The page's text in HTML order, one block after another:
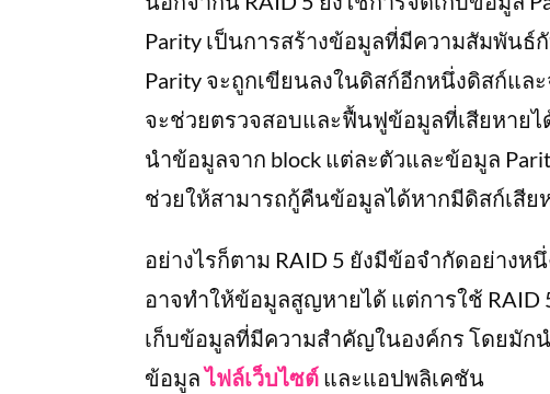
Parity เป็นการสร้างข้อมูลที่มีความสัมพันธ์
Parity จะถูกเขียนลงในดิสก์อีกหนึ่งดิสก์แล
จะช่วยตรวจสอบและฟื้นฟูข้อมูลที่เสียหายไ
นำข้อมูลจาก block แต่ละตัวและข้อมูล
ช่วยให้สามารถกู้คืนข้อมูลได้หากมีดิสก์เสีย
อย่างไรก็ตาม RAID 5 ยังมีข้อจำกัดอย่างห
อาจทำให้ข้อมูลสูญหายได้ แต่การใช้ RAID
เก็บข้อมูลที่มีความสำคัญในองค์กร โดยมัก
ข้อมูลไฟล์เว็บไซต์ และแอปพลิเคชัน